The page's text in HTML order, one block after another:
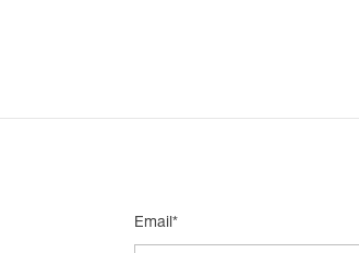
Email*